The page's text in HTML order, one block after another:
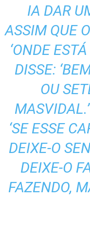
IA DAR
ASSIM QUE
‘ONDE
DISSE:
OU
‘SE ESSE
DEIXE-O
DEIXE-O
FAZENDO,